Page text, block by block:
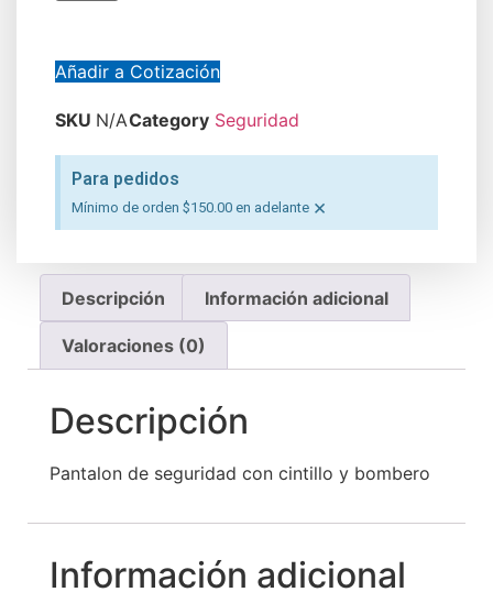
Añadir a Cotización
SKU N/ACategory Seguridad
Para pedidos
Mínimo de orden $150.00 en adelante ×
Descripción Información adicional
Valoraciones (0)
Descripción
Pantalon de seguridad con cintillo y bombero
Información adicional